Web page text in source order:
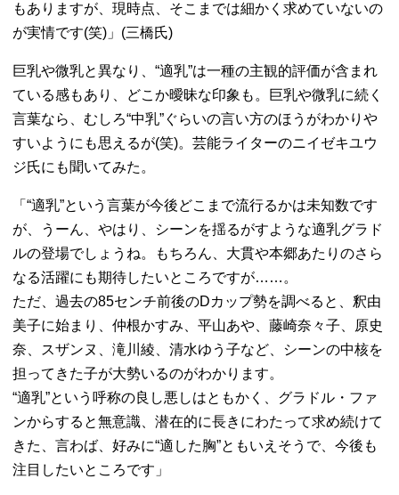
もありますが、現時点、そこまでは細かく求めていないの
が実情です(笑)」(三橋氏)
巨乳や微乳と異なり、“適乳”は一種の主観的評価が含まれ
ている感もあり、どこか曖昧な印象も。巨乳や微乳に続く
言葉なら、むしろ“中乳”ぐらいの言い方のほうがわかりや
すいようにも思えるが(笑)。芸能ライターのニイゼキユウ
ジ氏にも聞いてみた。
「“適乳”という言葉が今後どこまで流行るかは未知数です
が、うーん、やはり、シーンを揺るがすような適乳グラド
ルの登場でしょうね。もちろん、大貫や本郷あたりのさら
なる活躍にも期待したいところですが……。
ただ、過去の85センチ前後のDカップ勢を調べると、釈由
美子に始まり、仲根かすみ、平山あや、藤崎奈々子、原史
奈、スザンヌ、滝川綾、清水ゆう子など、シーンの中核を
担ってきた子が大勢いるのがわかります。
“適乳”という呼称の良し悪しはともかく、グラドル・ファ
ンからすると無意識、潜在的に長きにわたって求め続けて
きた、言わば、好みに“適した胸”ともいえそうで、今後も
注目したいところです」